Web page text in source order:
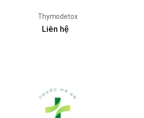
Thymodetox
Liên hệ